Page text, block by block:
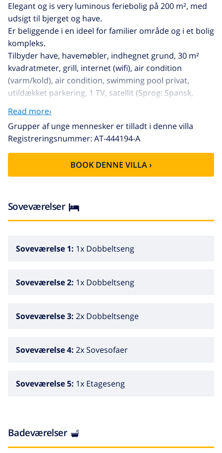
Elegant og is very luminous feriebolig på 200 m², med
udsigt til bjerget og have.
Er beliggende i en ideel for familier område og i et bolig
kompleks.
Tilbyder have, havemøbler, indhegnet grund, 30 m²
kvadratmeter, grill, internet (wifi), air condition
(varm/kold), air condition, swimming pool privat,
utildækket parkering, 1 TV, satellit (Sprog: Spansk,
Engelsk, Tysk, Fransk).
Det amerikanske køkken med elektrisk, med service og
køleskab, mikroovn, ovn, fryser, vaskemaskine,
tørretumbler, opvaskemaskine, tallerkner/bestik,
køkkentøj, kaffemaskine, brødrister, kedel og
Read more›
Grupper af unge mennesker er tilladt i denne villa
Registreringsnummer: AT-444194-A
BOOK DENNE VILLA ›
Soveværelser
Soveværelse 1: 1x Dobbeltseng
Soveværelse 2: 1x Dobbeltseng
Soveværelse 3: 2x Dobbeltsenge
Soveværelse 4: 2x Sovesofaer
Soveværelse 5: 1x Etageseng
Badeværelser